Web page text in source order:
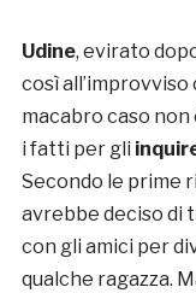
Udine, evirato
così
macabro caso
i fatti per gli
Secondo le prime
avrebbe deciso di
con gli amici per
qualche ragazza.